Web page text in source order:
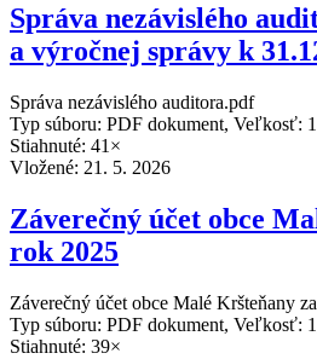
Správa nezávislého
a výročnej správy k
Správa nezávislého auditora.pdf
Typ súboru: PDF dokument, Veľkosť:
Stiahnuté: 41×
Vložené: 21. 5. 2026
Záverečný účet obce
rok 2025
Záverečný účet obce Malé Kršteňany
Typ súboru: PDF dokument, Veľkosť:
Stiahnuté: 39×